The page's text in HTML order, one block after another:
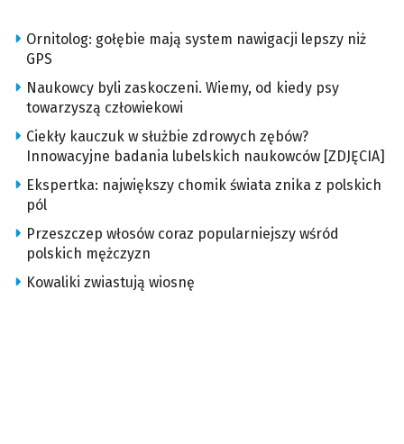
Ornitolog: gołębie mają system nawigacji lepszy niż
GPS
Naukowcy byli zaskoczeni. Wiemy, od kiedy psy
towarzyszą człowiekowi
Ciekły kauczuk w służbie zdrowych zębów?
Innowacyjne badania lubelskich naukowców [ZDJĘCIA]
Ekspertka: największy chomik świata znika z polskich
pól
Przeszczep włosów coraz popularniejszy wśród
polskich mężczyzn
Kowaliki zwiastują wiosnę